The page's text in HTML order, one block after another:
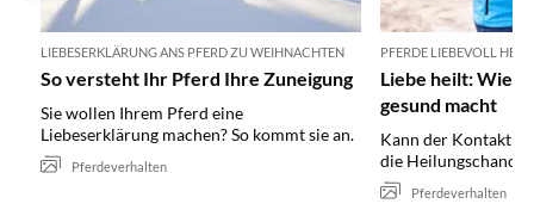
LIEBESERKLÄRUNG ANS PFERD ZU WEIHNACHTEN
So versteht Ihr Pferd Ihre Zuneigung
Sie wollen Ihrem Pferd eine
Liebeserklärung machen? So kommt sie an.
Pferdeverhalten
PFERDE LIEBEVOLL
Liebe heilt: Wie
gesund macht
Kann der Kontakt
die
Pferdeverhalten